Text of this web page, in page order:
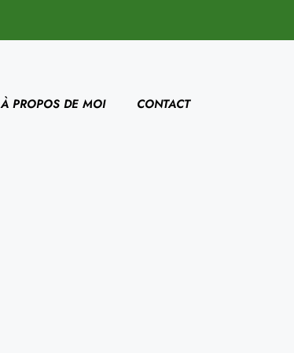
À PROPOS DE MOI CONTACT